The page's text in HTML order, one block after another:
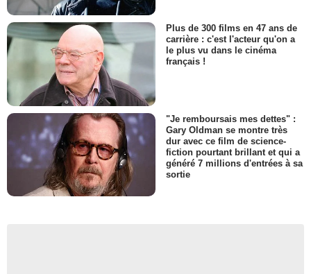
Plus de 300 films en 47 ans de
carrière : c'est l'acteur qu'on a
le plus vu dans le cinéma
français !
"Je remboursais mes dettes" :
Gary Oldman se montre très
dur avec ce film de science-
fiction pourtant brillant et qui a
généré 7 millions d'entrées à sa
sortie